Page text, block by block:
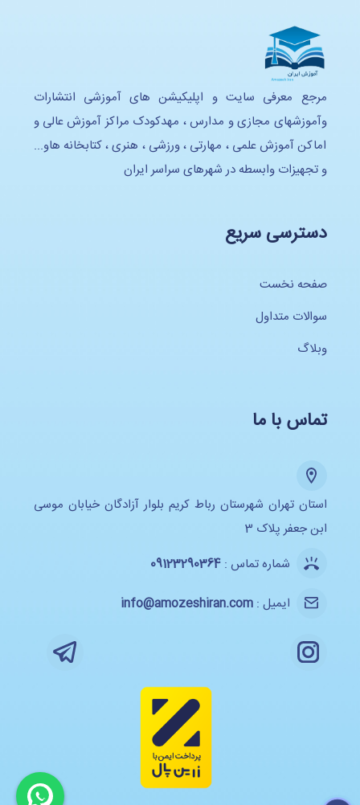
مرجع معرفی سایت و اپلیکیشن های آموزشی انتشارات
وآموزشهای مجازی و مدارس ، مهدکودک مراکز آموزش عالی و
اماکن آموزش علمی ، مهارتی ، ورزشی ، هنری ، کتابخانه هاو...
و تجهیزات وابسطه در شهرهای سراسر ایران
دسترسی سریع
صفحه نخست
سوالات متداول
وبلاگ
تماس با ما
استان تهران شهرستان رباط کریم بلوار آزادگان خیابان موسی
ابن جعفر پلاک 3
شماره تماس :09123290364
ایمیل :info@amozeshiran.com